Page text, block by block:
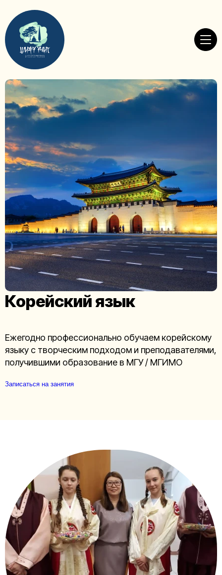
Корейский язык
Ежегодно профессионально обучаем корейскому
языку с творческим подходом и преподавателями,
получившими образование в МГУ / МГИМО
Записаться на занятия